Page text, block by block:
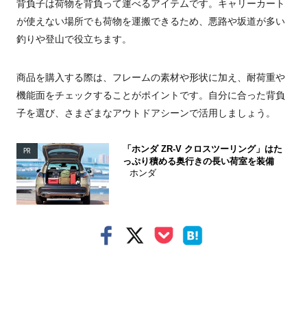
背負子は荷物を背負って運べるアイテムです。キャリーカート
が使えない場所でも荷物を運搬できるため、悪路や坂道が多い
釣りや登山で役立ちます。
商品を購入する際は、フレームの素材や形状に加え、耐荷重や
機能面をチェックすることがポイントです。自分に合った背負
子を選び、さまざまなアウトドアシーンで活用しましょう。
PR
「ホンダ ZR-V クロスツーリング」はた
っぷり積める奥行きの長い荷室を装備
ホンダ